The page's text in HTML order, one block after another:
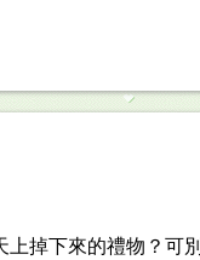
上掉下來的禮物？